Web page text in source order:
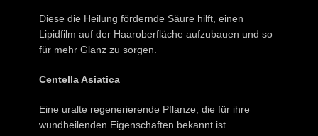
Diese die Heilung fördernde Säure hilft, einen
Lipidfilm auf der Haaroberfläche aufzubauen und so
für mehr Glanz zu sorgen.
Centella Asiatica
Eine uralte regenerierende Pflanze, die für ihre
wundheilenden Eigenschaften bekannt ist.